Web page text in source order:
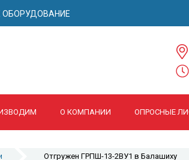
ОБОРУДОВАНИЕ
О КОМПАНИИ ОПРОСНЫЕ
Отгружен ГРПШ-13-2ВУ1 в Балашиху